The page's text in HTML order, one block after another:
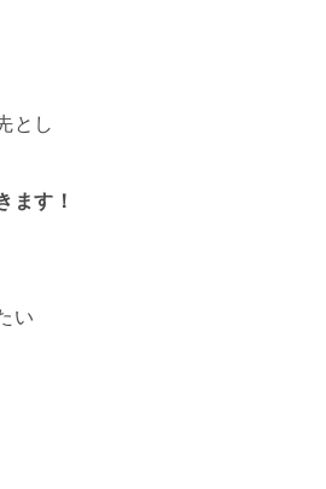
とし
ます！
い